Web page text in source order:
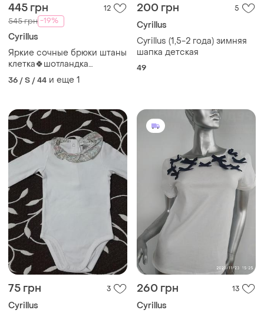
445 грн 12
545 грн -19%
Cyrillus
Яркие сочные брюки штаны
клетка🍀шотландка
классика шерсть
36 / S / 44 и еще 1
200 грн 5
Cyrillus
Cyrillus (1,5-2 года) зимняя
шапка детская
49
75 грн 3
Cyrillus
260 грн 13
Cyrillus